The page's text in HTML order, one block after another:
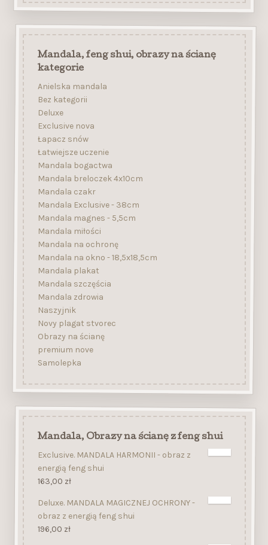
Mandala, feng shui, obrazy na ścianę
kategorie
Anielska mandala
Bez kategorii
Deluxe
Exclusive nova
Łapacz snów
Łatwiejsze uczenie
Mandala bogactwa
Mandala breloczek 4x10cm
Mandala czakr
Mandala Exclusive - 38cm
Mandala magnes - 5,5cm
Mandala miłości
Mandala na ochronę
Mandala na okno - 18,5x18,5cm
Mandala plakat
Mandala szczęścia
Mandala zdrowia
Naszyjnik
Novy plagat stvorec
Obrazy na ścianę
premium nove
Samolepka
Mandala, Obrazy na ścianę z feng shui
Exclusive. MANDALA HARMONII - obraz z
energią feng shui
163,00 zł
Deluxe. MANDALA MAGICZNEJ OCHRONY -
obraz z energią feng shui
196,00 zł